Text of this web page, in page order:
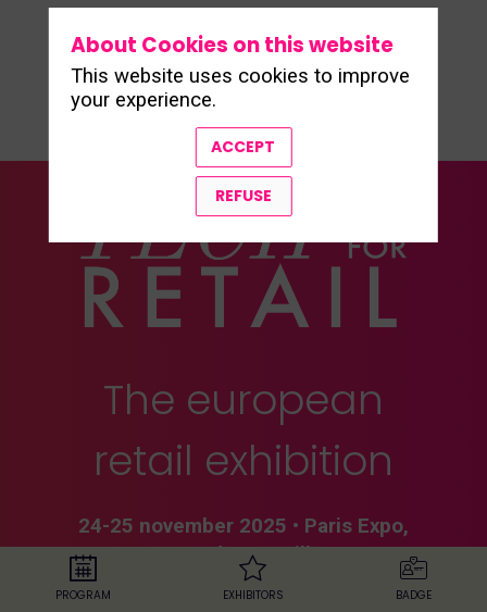
ALL SPEAKERS
The european
retail exhibition
24-25 november 2025 • Paris Expo,
Porte de Versailles
PROGRAM EXHIBITORS BADGE
About Cookies on this website
This website uses cookies to improve
your experience.
ACCEPT
REFUSE